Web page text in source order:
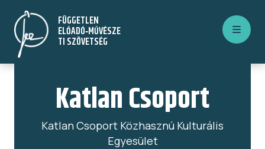
Ugrás
tartalomra
FÜGGETLEN
ELŐADÓ‑MŰVÉSZE
TI SZÖVETSÉG
Katlan Csoport
Katlan Csoport Közhasznú Kulturális
Egyesület